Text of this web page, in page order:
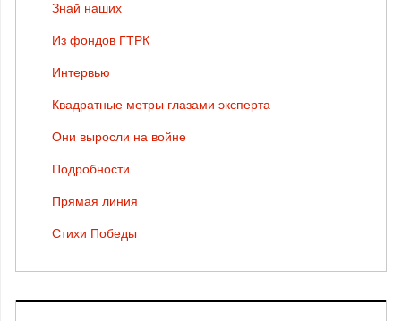
Знай наших
Из фондов ГТРК
Интервью
Квадратные метры глазами эксперта
Они выросли на войне
Подробности
Прямая линия
Стихи Победы